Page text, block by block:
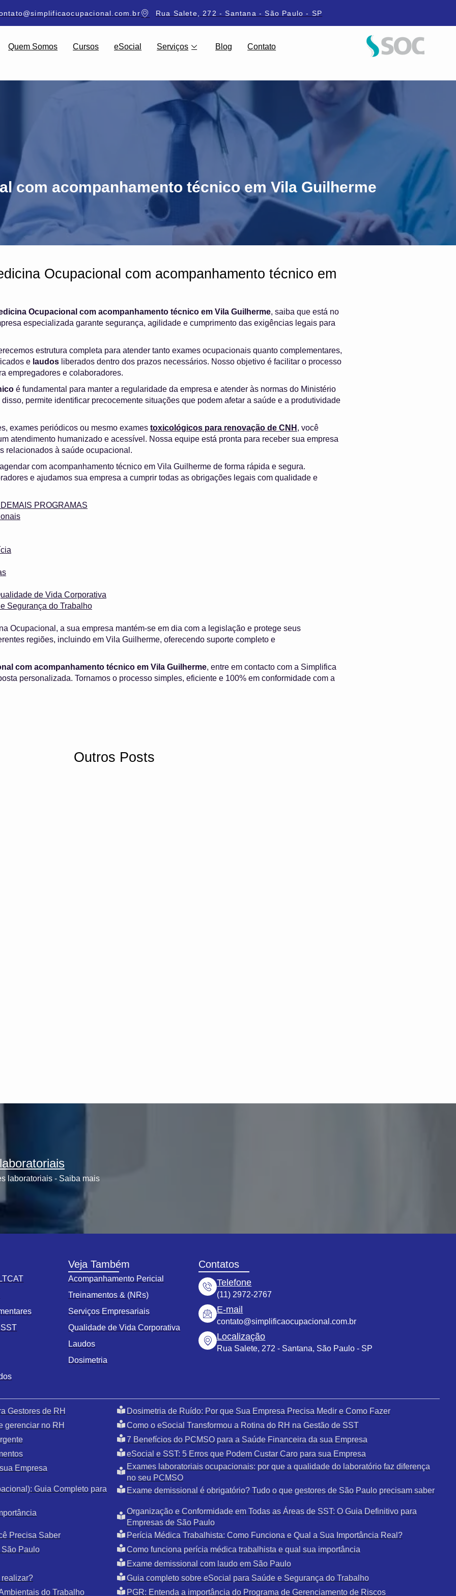
Rua Salete, 272 - Santana - São Paulo - SP
Quem Somos Cursos eSocial Serviços Blog Contato
com acompanhamento técnico em Vila Guilherme
Ocupacional com acompanhamento técnico em
Ocupacional com acompanhamento técnico em Vila Guilherme, saiba que está no
especializada garante segurança, agilidade e cumprimento das exigências legais para
estrutura completa para atender tanto exames ocupacionais quanto complementares,
e laudos liberados dentro dos prazos necessários. Nosso objetivo é facilitar o processo
empregadores e colaboradores.
é fundamental para manter a regularidade da empresa e atender às normas do Ministério
disso, permite identificar precocemente situações que podem afetar a saúde e a produtividade
exames periódicos ou mesmo exames toxicológicos para renovação de CNH , você
atendimento humanizado e acessível. Nossa equipe está pronta para receber sua empresa
relacionados à saúde ocupacional.
com acompanhamento técnico em Vila Guilherme de forma rápida e segura.
e ajudamos sua empresa a cumprir todas as obrigações legais com qualidade e
PROGRAMAS
de Vida Corporativa
Segurança do Trabalho
Ocupacional, a sua empresa mantém-se em dia com a legislação e protege seus
regiões, incluindo em Vila Guilherme, oferecendo suporte completo e
com acompanhamento técnico em Vila Guilherme, entre em contacto com a Simplifica
personalizada. Tornamos o processo simples, eficiente e 100% em conformidade com a
Outros Posts
laboratoriais - Saiba mais
Veja Também
Acompanhamento Pericial
Treinamentos & (NRs)
Serviços Empresariais
Qualidade de Vida Corporativa
Laudos
Dosimetria
Contatos
Telefone
(11) 2972-2767
E-mail
contato@simplificaocupacional.com.br
Localização
Rua Salete, 272 - Santana, São Paulo - SP
Gestores de RH
Dosimetria de Ruído: Por que Sua Empresa Precisa Medir e Como Fazer
gerenciar no RH
Como o eSocial Transformou a Rotina do RH na Gestão de SST
7 Benefícios do PCMSO para a Saúde Financeira da sua Empresa
eSocial e SST: 5 Erros que Podem Custar Caro para sua Empresa
Empresa
Exames laboratoriais ocupacionais: por que a qualidade do laboratório faz diferença
no seu PCMSO
Guia Completo para
Exame demissional é obrigatório? Tudo o que gestores de São Paulo precisam saber
Organização e Conformidade em Todas as Áreas de SST: O Guia Definitivo para
Empresas de São Paulo
Precisa Saber
Perícia Médica Trabalhista: Como Funciona e Qual a Sua Importância Real?
Paulo
Como funciona perícia médica trabalhista e qual sua importância
Exame demissional com laudo em São Paulo
Guia completo sobre eSocial para Saúde e Segurança do Trabalho
do Trabalho
PGR: Entenda a importância do Programa de Gerenciamento de Riscos